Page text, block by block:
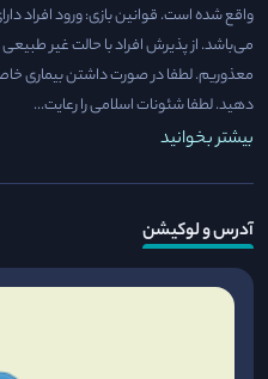
واقع شده است. قوانین بازی: ورود افراد
می‌باشد. از پذیرش افراد با حالت غیر
معذوریم. لطفا در صورت داشتن بیماری
دهید. لطفا شئونات اسلامی را رعایت...
بیشتر بخوانید
آدرس و لوکیشن